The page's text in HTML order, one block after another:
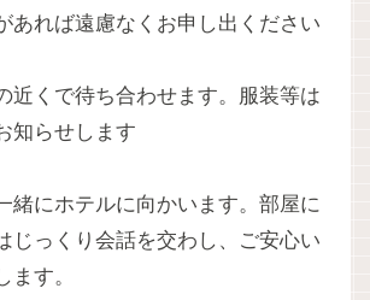
あれば遠慮なくお申し出ください
近くで待ち合わせます。服装等は
知らせします
緒にホテルに向かいます。部屋に
じっくり会話を交わし、ご安心い
ます。